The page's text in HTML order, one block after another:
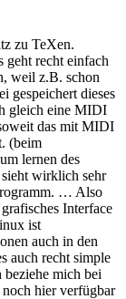
zu TeXen.
geht recht einfach
weil z.B. schon
gespeichert dieses
gleich eine MIDI
das mit MIDI
(beim
lernen des
wirklich sehr
… Also
Interface
ist
auch in den
auch recht simple
mich bei
hier verfügbar